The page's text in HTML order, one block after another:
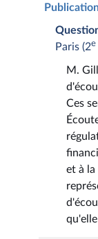
Paris (2e
M.
Ces
et à la